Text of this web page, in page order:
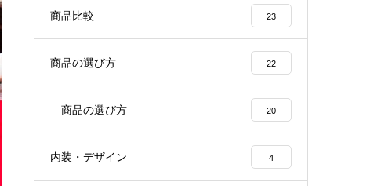
商品比較 23
商品の選び方 22
商品の選び方 20
内装・デザイン 4